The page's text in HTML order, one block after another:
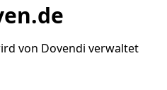
von Dovendi verwaltet